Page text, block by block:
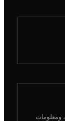
ومعلومات